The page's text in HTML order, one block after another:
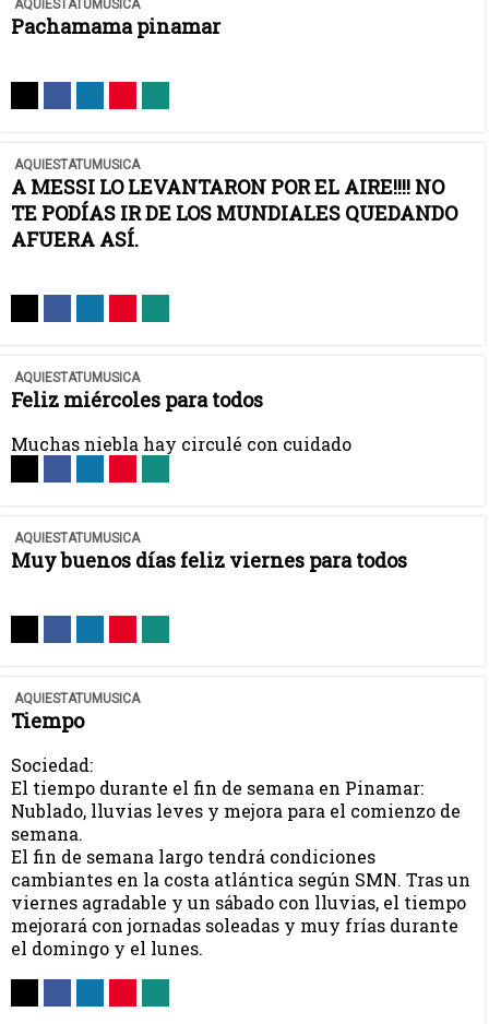
AQUIESTATUMUSICA
Pachamama pinamar
AQUIESTATUMUSICA
A MESSI LO LEVANTARON POR EL AIRE!!!! NO
TE PODÍAS IR DE LOS MUNDIALES QUEDANDO
AFUERA ASÍ.
AQUIESTATUMUSICA
Feliz miércoles para todos
Muchas niebla hay circulé con cuidado
AQUIESTATUMUSICA
Muy buenos días feliz viernes para todos
AQUIESTATUMUSICA
Tiempo
Sociedad:
El tiempo durante el fin de semana en Pinamar:
Nublado, lluvias leves y mejora para el comienzo de
semana.
El fin de semana largo tendrá condiciones
cambiantes en la costa atlántica según SMN. Tras un
viernes agradable y un sábado con lluvias, el tiempo
mejorará con jornadas soleadas y muy frías durante
el domingo y el lunes.